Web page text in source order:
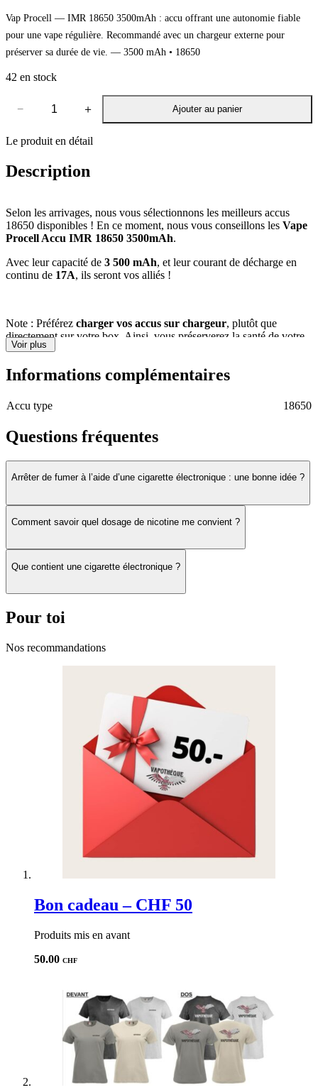
Vap Procell — IMR 18650 3500mAh : accu offrant une autonomie fiable
pour une vape régulière. Recommandé avec un chargeur externe pour
préserver sa durée de vie. — 3500 mAh • 18650
42 en stock
Vape
-
Accu
3500mAh
− ＋ Ajouter au panier
Le produit en détail
Description
Selon les arrivages, nous vous sélectionnons les meilleurs accus
18650 disponibles ! En ce moment, nous vous conseillons les Vape
Procell Accu IMR 18650 3500mAh.
Avec leur capacité de 3 500 mAh, et leur courant de décharge en
continu de 17A, ils seront vos alliés !
Note : Préférez charger vos accus sur chargeur, plutôt que
directement sur votre box. Ainsi, vous préserverez la santé de votre
box, et celle de vos accus.
Attention:Faites attention à l’état de vos batteries.
endommagé (déchiré ou autre), passez en boutique pour le changer
négatif est enfoncé, n’utilisez plus vos accus, changez les pour une
Ne transportez jamais vos batteries à nu dans votre sac et/ou
poches, utilisez des boites de transport prévues à cet effet.
Découvrez tous nos accus en cliquantici.
produits disponibles en magasin en nous suivant sur nos réseaux
Voir plus
Informations complémentaires
Accu type 18650
Questions fréquentes
Arrêter de fumer à l’aide d’une cigarette électronique : une bonne idée ?
Comment savoir quel dosage de nicotine me convient ?
Que contient une cigarette électronique ?
Pour toi
Nos recommandations
Bon cadeau – CHF 50
Produits mis en avant
50.00 CHF